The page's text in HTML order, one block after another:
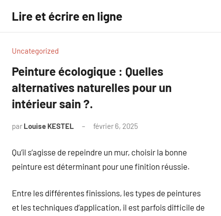
contenu
Lire et écrire en ligne
Uncategorized
Peinture écologique : Quelles
alternatives naturelles pour un
intérieur sain ?.
par Louise KESTEL février 6, 2025
Qu’il s’agisse de repeindre un mur, choisir la bonne
peinture est déterminant pour une finition réussie.
Entre les différentes finissions, les types de peintures
et les techniques d’application, il est parfois difficile de